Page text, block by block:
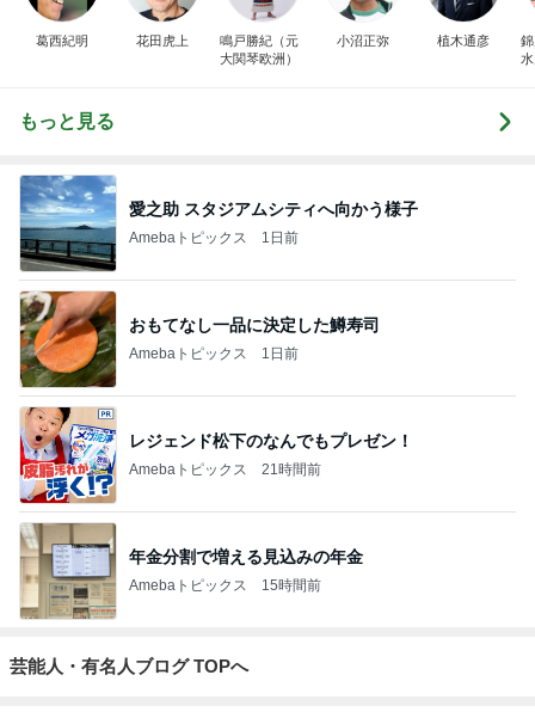
葛西紀明 花田虎上
鳴戸勝紀（元
大関琴欧洲）
小沼正弥 植木通彦
もっと見る
愛之助 スタジアムシティへ向かう様子
Amebaトピックス 1日前
おもてなし一品に決定した鱒寿司
Amebaトピックス 1日前
レジェンド松下のなんでもプレゼン！
Amebaトピックス 21時間前
年金分割で増える見込みの年金
Amebaトピックス 15時間前
芸能人・有名人ブログ TOPへ